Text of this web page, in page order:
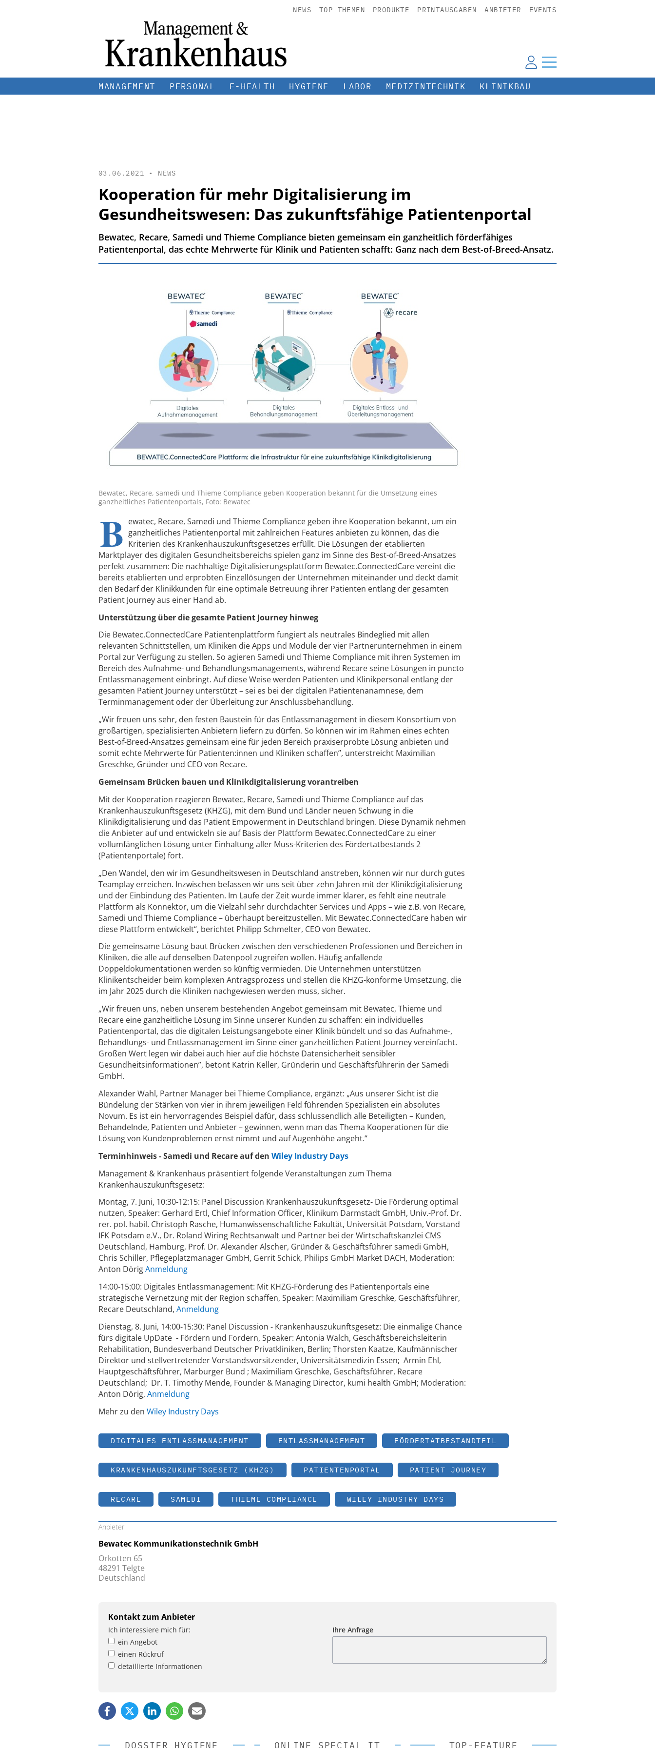
NEWS TOP-THEMEN PRODUKTE PRINTAUSGABEN ANBIETER EVENTS
MANAGEMENT PERSONAL E-HEALTH HYGIENE LABOR MEDIZINTECHNIK KLINIKBAU
03.06.2021 • NEWS
Kooperation für mehr Digitalisierung im
Gesundheitswesen: Das zukunftsfähige Patientenportal
Bewatec, Recare, Samedi und Thieme Compliance bieten gemeinsam ein ganzheitlich förderfähiges
Patientenportal, das echte Mehrwerte für Klinik und Patienten schafft: Ganz nach dem Best-of-Breed-Ansatz.
Bewatec, Recare, samedi und Thieme Compliance geben Kooperation bekannt für die Umsetzung eines
ganzheitliches Patientenportals, Foto: Bewatec
B ewatec, Recare, Samedi und Thieme Compliance geben ihre Kooperation bekannt, um ein
ganzheitliches Patientenportal mit zahlreichen Features anbieten zu können, das die
Kriterien des Krankenhauszukunftsgesetzes erfüllt. Die Lösungen der etablierten
Marktplayer des digitalen Gesundheitsbereichs spielen ganz im Sinne des Best-of-Breed-Ansatzes
perfekt zusammen: Die nachhaltige Digitalisierungsplattform Bewatec.ConnectedCare vereint die
bereits etablierten und erprobten Einzellösungen der Unternehmen miteinander und deckt damit
den Bedarf der Klinikkunden für eine optimale Betreuung ihrer Patienten entlang der gesamten
Patient Journey aus einer Hand ab.
Unterstützung über die gesamte Patient Journey hinweg
Die Bewatec.ConnectedCare Patientenplattform fungiert als neutrales Bindeglied mit allen
relevanten Schnittstellen, um Kliniken die Apps und Module der vier Partnerunternehmen in einem
Portal zur Verfügung zu stellen. So agieren Samedi und Thieme Compliance mit ihren Systemen im
Bereich des Aufnahme- und Behandlungsmanagements, während Recare seine Lösungen in puncto
Entlassmanagement einbringt. Auf diese Weise werden Patienten und Klinikpersonal entlang der
gesamten Patient Journey unterstützt – sei es bei der digitalen Patientenanamnese, dem
Terminmanagement oder der Überleitung zur Anschlussbehandlung.
„Wir freuen uns sehr, den festen Baustein für das Entlassmanagement in diesem Konsortium von
großartigen, spezialisierten Anbietern liefern zu dürfen. So können wir im Rahmen eines echten
Best-of-Breed-Ansatzes gemeinsam eine für jeden Bereich praxiserprobte Lösung anbieten und
somit echte Mehrwerte für Patienten:innen und Kliniken schaffen”, unterstreicht Maximilian
Greschke, Gründer und CEO von Recare.
Gemeinsam Brücken bauen und Klinikdigitalisierung vorantreiben
Mit der Kooperation reagieren Bewatec, Recare, Samedi und Thieme Compliance auf das
Krankenhauszukunftsgesetz (KHZG), mit dem Bund und Länder neuen Schwung in die
Klinikdigitalisierung und das Patient Empowerment in Deutschland bringen. Diese Dynamik nehmen
die Anbieter auf und entwickeln sie auf Basis der Plattform Bewatec.ConnectedCare zu einer
vollumfänglichen Lösung unter Einhaltung aller Muss-Kriterien des Fördertatbestands 2
(Patientenportale) fort.
„Den Wandel, den wir im Gesundheitswesen in Deutschland anstreben, können wir nur durch gutes
Teamplay erreichen. Inzwischen befassen wir uns seit über zehn Jahren mit der Klinikdigitalisierung
und der Einbindung des Patienten. Im Laufe der Zeit wurde immer klarer, es fehlt eine neutrale
Plattform als Konnektor, um die Vielzahl sehr durchdachter Services und Apps – wie z.B. von Recare,
Samedi und Thieme Compliance – überhaupt bereitzustellen. Mit Bewatec.ConnectedCare haben wir
diese Plattform entwickelt“, berichtet Philipp Schmelter, CEO von Bewatec.
Die gemeinsame Lösung baut Brücken zwischen den verschiedenen Professionen und Bereichen in
Kliniken, die alle auf denselben Datenpool zugreifen wollen. Häufig anfallende
Doppeldokumentationen werden so künftig vermieden. Die Unternehmen unterstützen
Klinikentscheider beim komplexen Antragsprozess und stellen die KHZG-konforme Umsetzung, die
im Jahr 2025 durch die Kliniken nachgewiesen werden muss, sicher.
„Wir freuen uns, neben unserem bestehenden Angebot gemeinsam mit Bewatec, Thieme und
Recare eine ganzheitliche Lösung im Sinne unserer Kunden zu schaffen: ein individuelles
Patientenportal, das die digitalen Leistungsangebote einer Klinik bündelt und so das Aufnahme-,
Behandlungs- und Entlassmanagement im Sinne einer ganzheitlichen Patient Journey vereinfacht.
Großen Wert legen wir dabei auch hier auf die höchste Datensicherheit sensibler
Gesundheitsinformationen”, betont Katrin Keller, Gründerin und Geschäftsführerin der Samedi
GmbH.
Alexander Wahl, Partner Manager bei Thieme Compliance, ergänzt: „Aus unserer Sicht ist die
Bündelung der Stärken von vier in ihrem jeweiligen Feld führenden Spezialisten ein absolutes
Novum. Es ist ein hervorragendes Beispiel dafür, dass schlussendlich alle Beteiligten – Kunden,
Behandelnde, Patienten und Anbieter – gewinnen, wenn man das Thema Kooperationen für die
Lösung von Kundenproblemen ernst nimmt und auf Augenhöhe angeht.“
Terminhinweis - Samedi und Recare auf den Wiley Industry Days
Management & Krankenhaus präsentiert folgende Veranstaltungen zum Thema
Krankenhauszukunftsgesetz:
Montag, 7. Juni, 10:30-12:15: Panel Discussion Krankenhauszukunftsgesetz- Die Förderung optimal
nutzen, Speaker: Gerhard Ertl, Chief Information Officer, Klinikum Darmstadt GmbH, Univ.-Prof. Dr.
rer. pol. habil. Christoph Rasche, Humanwissenschaftliche Fakultät, Universität Potsdam, Vorstand
IFK Potsdam e.V., Dr. Roland Wiring Rechtsanwalt und Partner bei der Wirtschaftskanzlei CMS
Deutschland, Hamburg, Prof. Dr. Alexander Alscher, Gründer & Geschäftsführer samedi GmbH,
Chris Schiller, Pflegeplatzmanager GmbH, Gerrit Schick, Philips GmbH Market DACH, Moderation:
Anton DörigAnmeldung
14:00-15:00: Digitales Entlassmanagement: Mit KHZG-Förderung des Patientenportals eine
strategische Vernetzung mit der Region schaffen, Speaker: Maximiliam Greschke, Geschäftsführer,
Recare Deutschland, Anmeldung
Dienstag, 8. Juni, 14:00-15:30: Panel Discussion - Krankenhauszukunftsgesetz: Die einmalige Chance
fürs digitale UpDate - Fördern und Fordern, Speaker: Antonia Walch, Geschäftsbereichsleiterin
Rehabilitation, Bundesverband Deutscher Privatkliniken, Berlin; Thorsten Kaatze, Kaufmännischer
Direktor und stellvertretender Vorstandsvorsitzender, Universitätsmedizin Essen; Armin Ehl,
Hauptgeschäftsführer, Marburger Bund ; Maximiliam Greschke, Geschäftsführer, Recare
Deutschland; Dr. T. Timothy Mende, Founder & Managing Director, kumi health GmbH; Moderation:
Anton Dörig, Anmeldung
Mehr zu den Wiley Industry Days
DIGITALES ENTLASSMANAGEMENT ENTLASSMANAGEMENT FÖRDERTATBESTANDTEIL
KRANKENHAUSZUKUNFTSGESETZ (KHZG) PATIENTENPORTAL PATIENT JOURNEY
RECARE SAMEDI THIEME COMPLIANCE WILEY INDUSTRY DAYS
Anbieter
Bewatec Kommunikationstechnik GmbH
Orkotten 65
48291 Telgte
Deutschland
Kontakt zum Anbieter
Ich interessiere mich für:
ein Angebot
einen Rückruf
detaillierte Informationen
Ihre Anfrage
DOSSIER HYGIENE ONLINE SPECIAL IT TOP-FEATURE